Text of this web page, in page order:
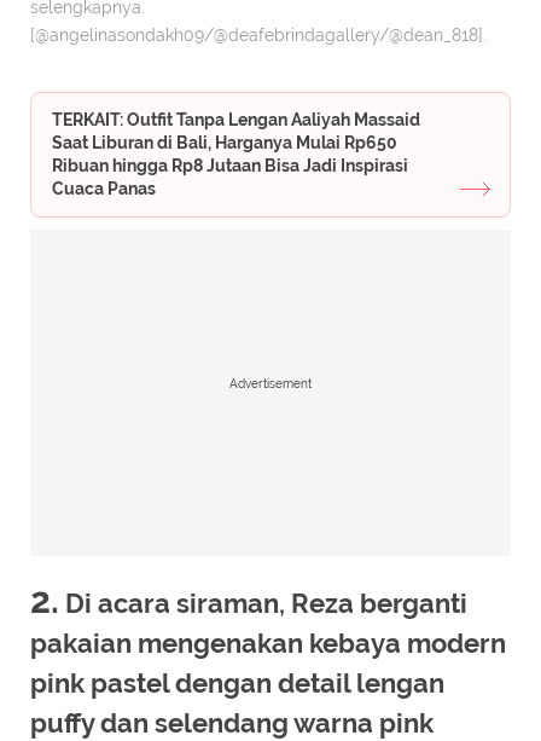
selengkapnya.
[@angelinasondakh09/@deafebrindagallery/@dean_818].
TERKAIT: Outfit Tanpa Lengan Aaliyah Massaid
Saat Liburan di Bali, Harganya Mulai Rp650
Ribuan hingga Rp8 Jutaan Bisa Jadi Inspirasi
Cuaca Panas
Advertisement
2. Di acara siraman, Reza berganti
pakaian mengenakan kebaya modern
pink pastel dengan detail lengan
puffy dan selendang warna pink